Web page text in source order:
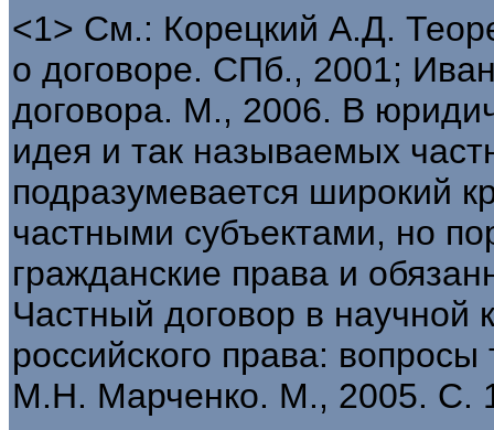
<1> См.: Корецкий А.Д.
о договоре. СПб., 2001;
договора. М., 2006. В
идея и так называемых
подразумевается широкий
частными субъектами, но
гражданские права и
Частный договор в научной
российского права:
М.Н. Марченко. М., 2005. С.